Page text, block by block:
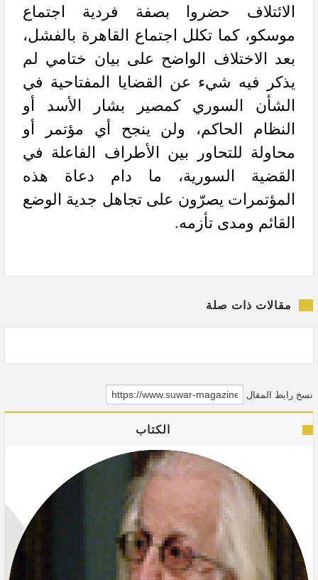
الائتلاف حضروا بصفة فردية اجتماع
موسكو، كما تكلل اجتماع القاهرة بالفشل،
بعد الاختلاف الواضح على بيان ختامي لم
يذكر فيه شيء عن القضايا المفتاحية في
الشأن السوري كمصير بشار الأسد أو
النظام الحاكم، ولن ينجح أي مؤتمر أو
محاولة للتحاور بين الأطراف الفاعلة في
القضية السورية، ما دام دعاة هذه
المؤتمرات يصرّون على تجاهل جدية الوضع
القائم ومدى تأزمه.
مقالات ذات صلة
نسخ رابط المقال
الكتاب